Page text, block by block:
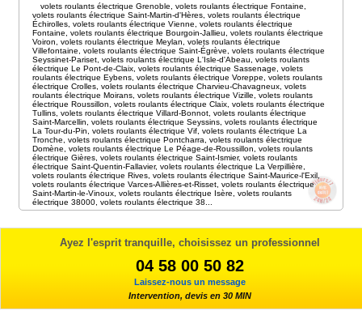
volets roulants électrique Grenoble ,volets roulants électrique Fontaine
volets roulants électrique Saint-Martin-d'Hères ,volets roulants électrique
Échirolles ,volets roulants électrique Vienne ,volets roulants électrique
Fontaine
,volets roulants électrique Bourgoin-Jallieu ,volets roulants électrique
Voiron
,volets roulants électrique Meylan ,volets roulants électrique
Villefontaine
,volets roulants électrique Saint-Égrève ,volets roulants électrique
Seyssinet-Pariset ,volets roulants électrique L'Isle-d'Abeau ,volets roulants
électrique Le Pont-de-Claix ,volets roulants électrique Sassenage ,volets
roulants électrique Eybens ,volets roulants électrique Voreppe ,volets roulants
électrique Crolles ,volets roulants électrique Charvieu-Chavagneux ,volets
roulants électrique Moirans ,volets roulants électrique Vizille ,volets roulants
électrique Roussillon
,volets roulants électrique Claix ,volets roulants électrique
Tullins ,volets roulants électrique Villard-Bonnot ,volets roulants électrique
Saint-Marcellin
,volets roulants électrique Seyssins ,volets roulants électrique
La Tour-du-Pin
,volets roulants électrique Vif ,volets roulants électrique La
Tronche
,volets roulants électrique Pontcharra ,volets roulants électrique
Domène
,volets roulants électrique Le Péage-de-Roussillon ,volets roulants
électrique Gières ,volets roulants électrique Saint-Ismier,volets roulants
électrique Saint-Quentin-Fallavier,volets roulants électrique La Verpillière
volets roulants électrique Rives ,volets roulants électrique Saint-Maurice-l'Exil
volets roulants électrique Varces-Allières-et-Risset ,volets roulants électrique
Saint-Martin-le-Vinoux ,volets roulants électrique Isère ,volets roulants
électrique 38000 ,volets roulants électrique 38
Ayez l'esprit tranquille, choisissez un professionnel
04 58 00 50 82
Laissez-nous un message
Intervention, devis en 30 MIN